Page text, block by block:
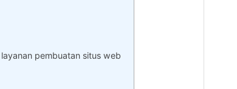
pembuatan situs web